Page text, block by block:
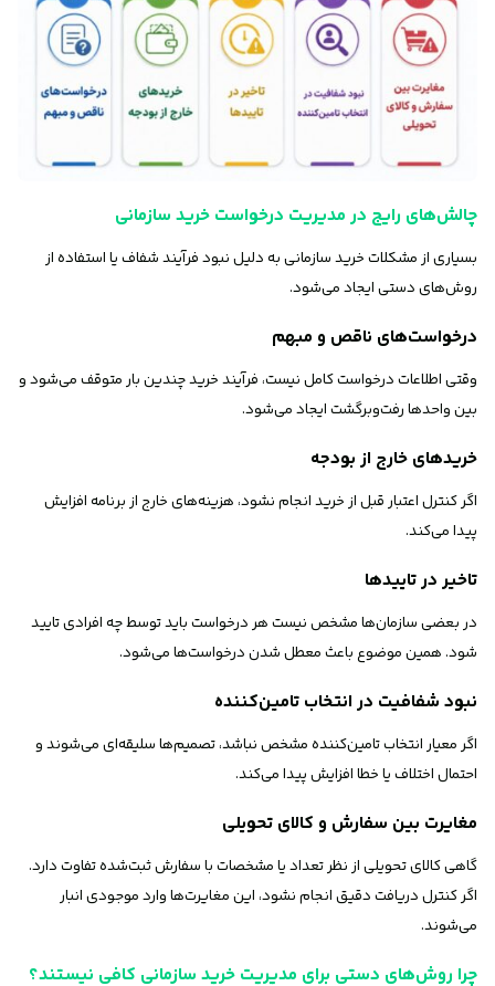
چالش‌های رایج در مدیریت درخواست خرید سازمانی
بسیاری از مشکلات خرید سازمانی به دلیل نبود فرآیند شفاف یا استفاده از
روش‌های دستی ایجاد می‌شود.
درخواست‌های ناقص و مبهم
وقتی اطلاعات درخواست کامل نیست، فرآیند خرید چندین بار متوقف می‌شود و
بین واحدها رفت‌وبرگشت ایجاد می‌شود.
خریدهای خارج از بودجه
اگر کنترل اعتبار قبل از خرید انجام نشود، هزینه‌های خارج از برنامه افزایش
پیدا می‌کند.
تاخیر در تاییدها
در بعضی سازمان‌ها مشخص نیست هر درخواست باید توسط چه افرادی تایید
شود. همین موضوع باعث معطل شدن درخواست‌ها می‌شود.
نبود شفافیت در انتخاب تامین‌کننده
اگر معیار انتخاب تامین‌کننده مشخص نباشد، تصمیم‌ها سلیقه‌ای می‌شوند و
احتمال اختلاف یا خطا افزایش پیدا می‌کند.
مغایرت بین سفارش و کالای تحویلی
گاهی کالای تحویلی از نظر تعداد یا مشخصات با سفارش ثبت‌شده تفاوت دارد.
اگر کنترل دریافت دقیق انجام نشود، این مغایرت‌ها وارد موجودی انبار
می‌شوند.
چرا روش‌های دستی برای مدیریت خرید سازمانی کافی نیستند؟